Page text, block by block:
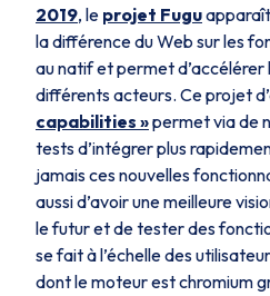
2019, le projet Fugu
la différence du Web sur les
au natif et permet
différents acteurs. Ce projet
capabilities »permet via de
tests d’intégrer plus
jamais ces nouvelles
aussi d’avoir une meilleure
le futur et de tester des
se fait à l’échelle des
dont le moteur est chromium